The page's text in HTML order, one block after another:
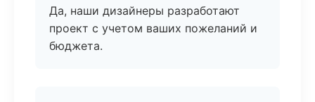
Да, наши дизайнеры разработают
проект с учетом ваших пожеланий и
бюджета.